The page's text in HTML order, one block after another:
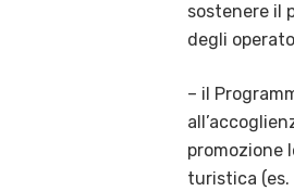
sostenere il
degli
– il
promozione
turistica (es.